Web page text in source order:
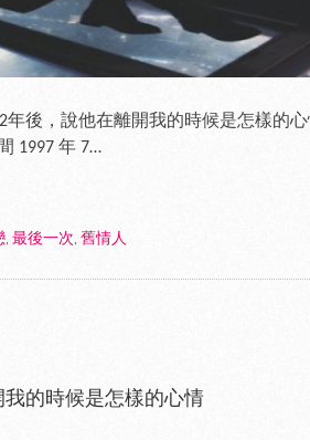
年後，說他在離開我的時候是怎樣的
1997 年 7…
, 最後一次, 舊情人
的時候是怎樣的心情